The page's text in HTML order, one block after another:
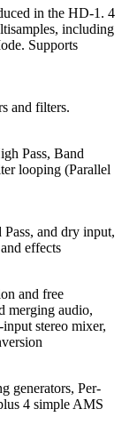
in the HD-1. 4
including
Supports
and filters.
Pass, Band
looping (Parallel
and dry input,
effects
and free
merging audio,
stereo mixer,
generators, Per-
4 simple AMS